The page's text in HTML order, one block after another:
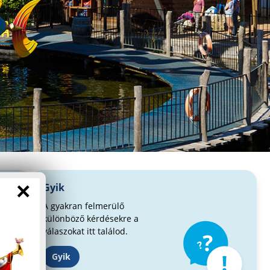
Gyik
A gyakran felmerülő
különböző kérdésekre a
válaszokat itt találod.
Gyik
×